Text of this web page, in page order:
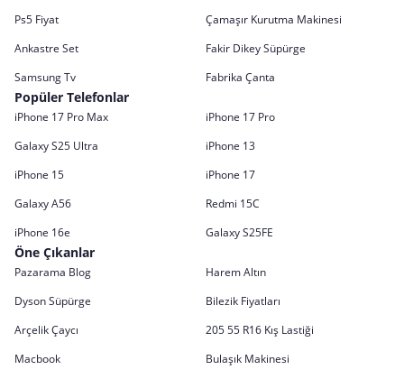
Ps5 Fiyat
Çamaşır Kurutma Makinesi
Ankastre Set
Fakir Dikey Süpürge
Samsung Tv
Fabrika Çanta
Popüler Telefonlar
iPhone 17 Pro Max
iPhone 17 Pro
Galaxy S25 Ultra
iPhone 13
iPhone 15
iPhone 17
Galaxy A56
Redmi 15C
iPhone 16e
Galaxy S25FE
Öne Çıkanlar
Pazarama Blog
Harem Altın
Dyson Süpürge
Bilezik Fiyatları
Arçelik Çaycı
205 55 R16 Kış Lastiği
Macbook
Bulaşık Makinesi